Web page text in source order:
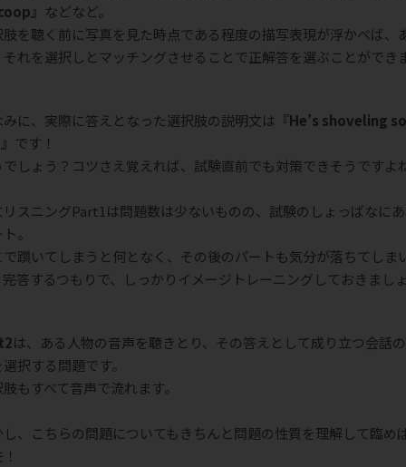
』 などなど。
肢を聴く前に写真を見た時点である程度の描写表現が浮かべば、
それを選択しとマッチングさせることで正解答を選ぶことができ
に、実際に答えとなった選択肢の説明文は 『He’s shoveling
です！
でしょう？コツさえ覚えれば、試験直前でも対策できそうですよ
リスニングPart1は問題数は少ないものの、試験のしょっぱなに
。
で躓いてしまうと何となく、その後のパートも気分が落ちてしま
答するつもりで、しっかりイメージトレーニングしておきまし
は、ある人物の音声を聴きとり、その答えとして成り立つ会話
択する問題です。
もすべて音声で流れます。
、こちらの問題についてもきちんと問題の性質を理解して臨め